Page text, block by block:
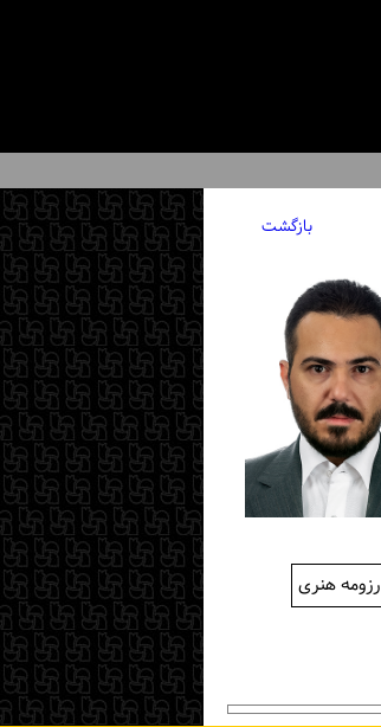
بازگشت
رزومه هنری